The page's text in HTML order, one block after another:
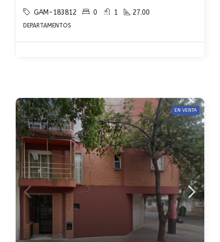
GAM-183812 0 1 27.00
DEPARTAMENTOS
EN VENTA